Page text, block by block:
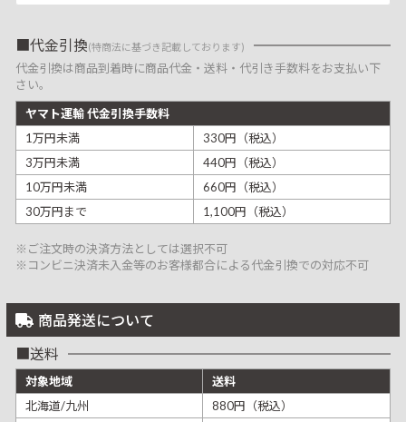
代金引換(特商法に基づき記載しております)
代金引換は商品到着時に商品代金・送料・代引き手数料をお支払い下
さい。
ヤマト運輸 代金引換手数料
1万円未満
330円（税込）
3万円未満
440円（税込）
10万円未満
660円（税込）
30万円まで
1,100円（税込）
※ご注文時の決済方法としては選択不可
※コンビニ決済未入金等のお客様都合による代金引換での対応不可
商品発送について
送料
対象地域
送料
北海道/九州
880円（税込）